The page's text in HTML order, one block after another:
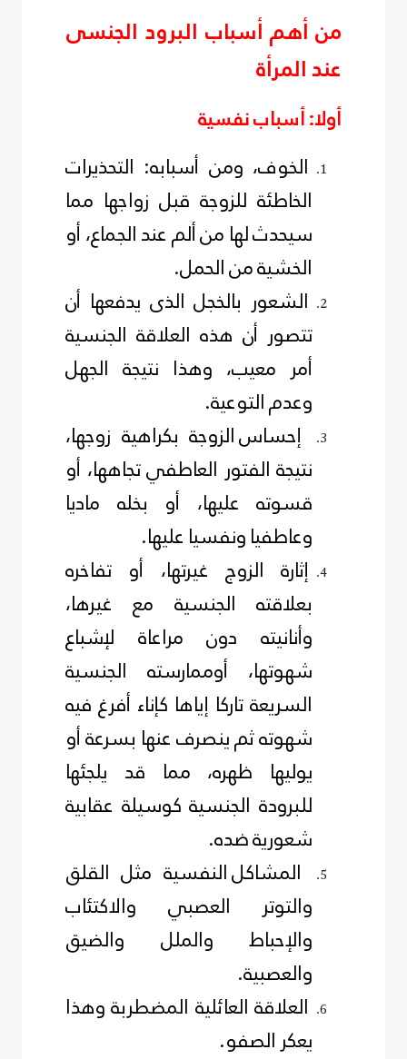
من أهم أسباب البرود الجنسى
عند المرأة
أولا: أسباب نفسية
الخوف، ومن أسبابه: التحذيرات
الخاطئة للزوجة قبل زواجها مما
سيحدث لها من ألم عند الجماع، أو
الخشية من الحمل.
الشعور بالخجل الذى يدفعها أن
تتصور أن هذه العلاقة الجنسية
أمر معيب، وهذا نتيجة الجهل
وعدم التوعية.
إحساس الزوجة بكراهية زوجها،
نتيجة الفتور العاطفي تجاهها، أو
قسوته عليها، أو بخله ماديا
وعاطفياونفسيا عليها.
إثارة الزوج غيرتها، أو تفاخره
بعلاقته الجنسية مع غيرها،
وأنانيته دون مراعاة لإشباع
شهوتها، أوممارسته الجنسية
السريعة تاركا إياها كإناء أفرغ فيه
شهوته ثم ينصرف عنها بسرعة أو
يوليها ظهره، مما قد يلجئها
للبرودة الجنسية كوسيلة عقابية
شعورية ضده.
المشاكل النفسية مثل القلق
والتوتر العصبي والاكتئاب
والإحباط والملل
والضيق
والعصبية.
العلاقة العائلية المضطربة وهذا
يعكر الصفو.